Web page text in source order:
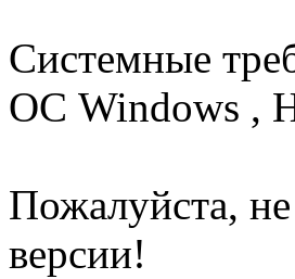
Системные
ОС Windows ,
Пожалуйста,
версии!